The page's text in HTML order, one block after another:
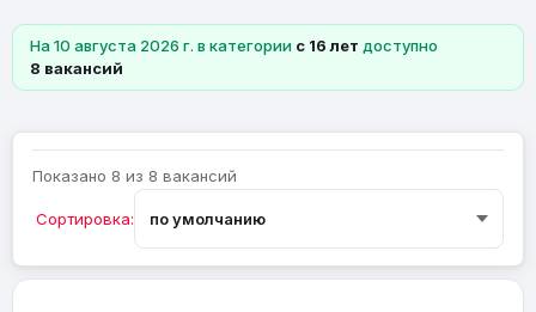
На 10 августа 2026 г. в категории с 16 лет доступно
8 вакансий
Показано 8 из 8 вакансий
Сортировка: